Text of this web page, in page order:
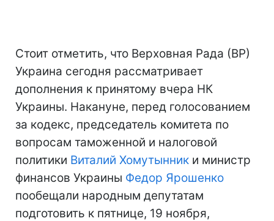
Стоит отметить, что Верховная Рада (ВР)
Украина сегодня рассматривает
дополнения к принятому вчера НК
Украины. Накануне, перед голосованием
за кодекс, председатель комитета по
вопросам таможенной и налоговой
политики Виталий Хомутынник и министр
финансов Украины Федор Ярошенко
пообещали народным депутатам
подготовить к пятнице, 19 ноября,